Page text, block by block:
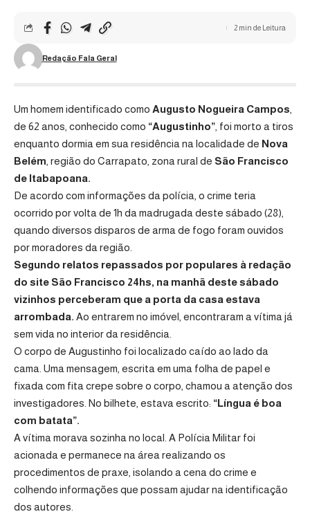
Redação Fala Geral
2 min de Leitura
Um homem identificado como Augusto Nogueira Campos
de 62 anos, conhecido como “Augustinho” , foi morto a tiros
enquanto dormia em sua residência na localidade de Nova
Belém , região do Carrapato, zona rural de São Francisco
de Itabapoana.
De acordo com informações da polícia, o crime teria
ocorrido por volta de 1h da madrugada deste sábado (28),
quando diversos disparos de arma de fogo foram ouvidos
por moradores da região.
Segundo relatos repassados por populares à redação
do site São Francisco 24hs, na manhã deste sábado
vizinhos perceberam que a porta da casa estava
arrombada. Ao entrarem no imóvel, encontraram a vítima já
sem vida no interior da residência.
O corpo de Augustinho foi localizado caído ao lado da
cama. Uma mensagem, escrita em uma folha de papel e
fixada com fita crepe sobre o corpo, chamou a atenção dos
investigadores. No bilhete, estava escrito: “Língua é boa
com batata”.
A vítima morava sozinha no local. A Polícia Militar foi
acionada e permanece na área realizando os
procedimentos de praxe, isolando a cena do crime e
colhendo informações que possam ajudar na identificação
dos autores.